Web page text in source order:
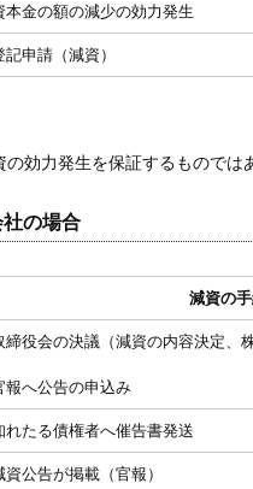
本金の額の減少の効力発生
記申請（減資）
効力発生を保証するものでは
の場合
減資の
締役会の決議（減資の内容決定、
報へ公告の申込み
れたる債権者へ催告書発送
資公告が掲載（官報）